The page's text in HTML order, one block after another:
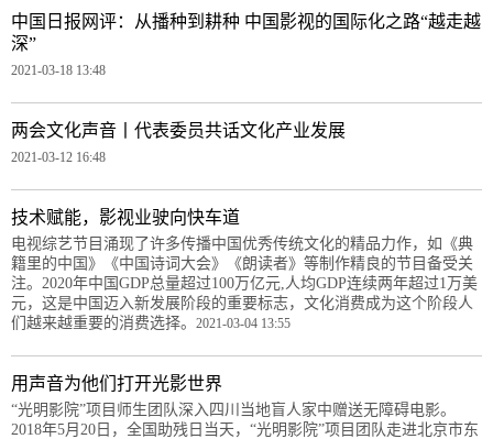
中国日报网评：从播种到耕种 中国影视的国际化之路“越走越
深”
2021-03-18 13:48
两会文化声音丨代表委员共话文化产业发展
2021-03-12 16:48
技术赋能，影视业驶向快车道
电视综艺节目涌现了许多传播中国优秀传统文化的精品力作，如《典
籍里的中国》《中国诗词大会》《朗读者》等制作精良的节目备受关
注。2020年中国GDP总量超过100万亿元,人均GDP连续两年超过1万美
元，这是中国迈入新发展阶段的重要标志，文化消费成为这个阶段人
们越来越重要的消费选择。 2021-03-04 13:55
用声音为他们打开光影世界
“光明影院”项目师生团队深入四川当地盲人家中赠送无障碍电影。
2018年5月20日，全国助残日当天，“光明影院”项目团队走进北京市东